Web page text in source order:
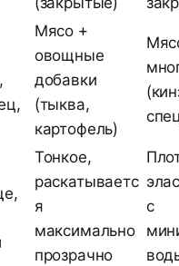
Мясо +
овощные
добавки
(тыква,
картофель)
Тонкое,
раскатываетс
я
максимально
прозрачно
с